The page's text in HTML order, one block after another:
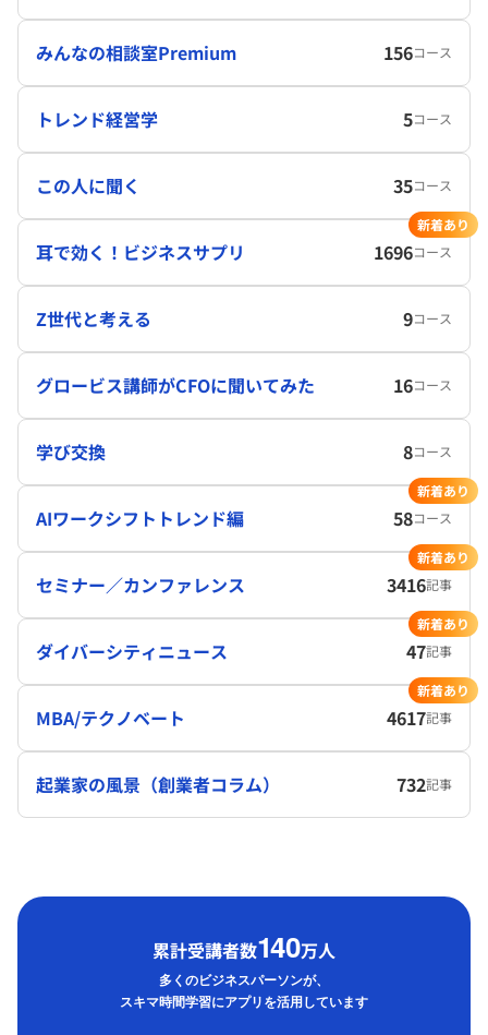
みんなの相談室Premium 156コース
トレンド経営学 5コース
この人に聞く 35コース
耳で効く！ビジネスサプリ 1696コース
新着あり
Z世代と考える 9コース
グロービス講師がCFOに聞いてみた 16コース
学び交換 8コース
AIワークシフトトレンド編 58コース
新着あり
セミナー／カンファレンス 3416記事
新着あり
ダイバーシティニュース 47記事
新着あり
MBA/テクノベート 4617記事
新着あり
起業家の風景（創業者コラム） 732記事
累計受講者数140万人
多くのビジネスパーソンが、
スキマ時間学習にアプリを活用しています